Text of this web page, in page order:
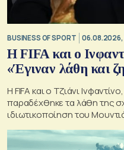
BUSINESS OF SPORT
Η FIFA και ο
«Έγιναν λάθη και
Η FIFA και ο Τζιάνι
παραδέχθηκε τα λάθη της
ιδιωτικοποίηση του